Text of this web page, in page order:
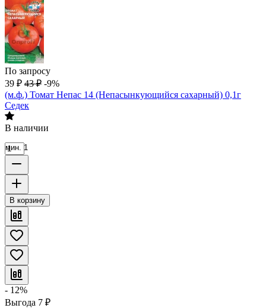
По запросу
39 ₽ 43 ₽ -9%
(м.ф.) Томат Непас 14 (Непасынкующийся сахарный) 0,1г
Седек
В наличии
мин. 1
В корзину
- 12%
Выгода 7 ₽